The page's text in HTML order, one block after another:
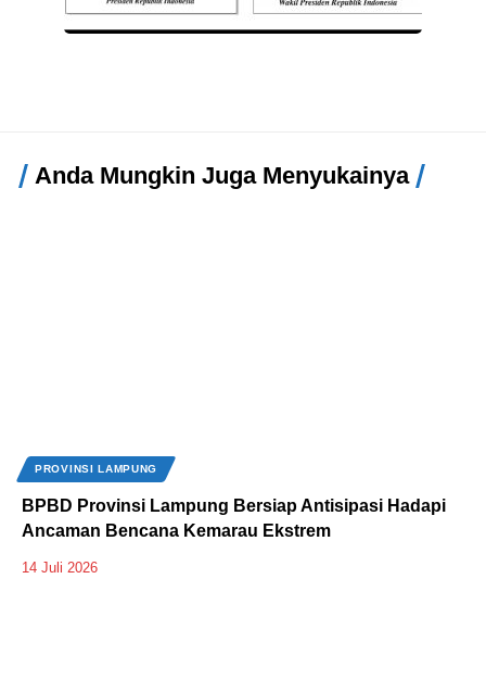
Anda Mungkin Juga Menyukainya
PROVINSI LAMPUNG
BPBD Provinsi Lampung Bersiap Antisipasi Hadapi
Ancaman Bencana Kemarau Ekstrem
14 Juli 2026